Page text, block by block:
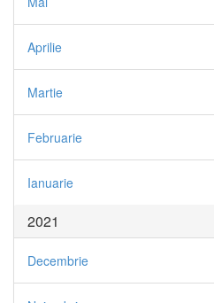
Aprilie
Martie
Februarie
Ianuarie
2021
Decembrie